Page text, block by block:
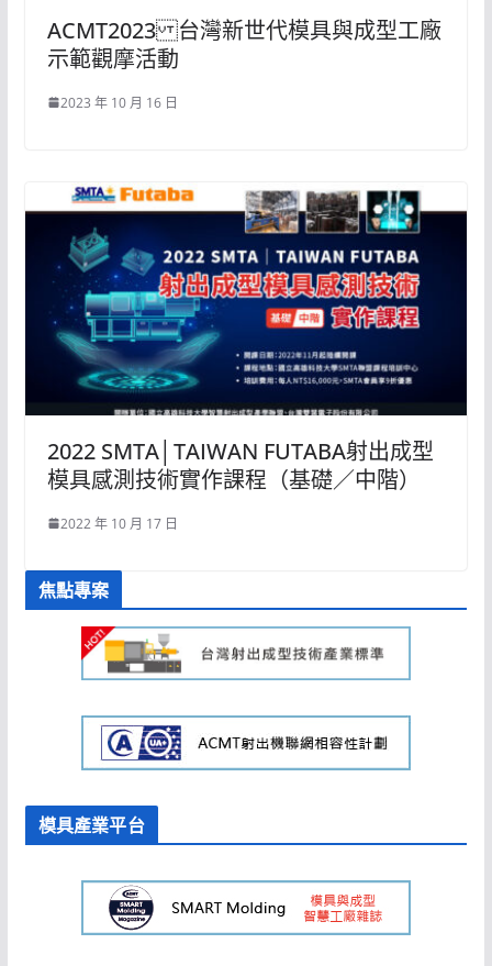
ACMT2023 台灣新世代模具與成型工廠
示範觀摩活動
2023 年 10 月 16 日
2022 SMTA│TAIWAN FUTABA射出成型
模具感測技術實作課程（基礎／中階）
2022 年 10 月 17 日
焦點專案
模具產業平台